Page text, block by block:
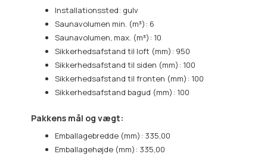
Installationssted: gulv
Saunavolumen min. (m³): 6
Saunavolumen, max. (m³): 10
Sikkerhedsafstand til loft (mm): 950
Sikkerhedsafstand til siden (mm): 100
Sikkerhedsafstand til fronten (mm): 100
Sikkerhedsafstand bagud (mm): 100
Pakkens mål og vægt:
Emballagebredde (mm): 335,00
Emballagehøjde (mm): 335,00